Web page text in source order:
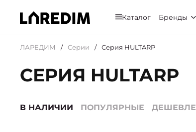
Каталог Бренды
ЛАРЕДИМ Серии Серия HULTARP
СЕРИЯ HULTARP
В НАЛИЧИИ ПОПУЛЯРНЫЕ ДЕШЕВЛЕ